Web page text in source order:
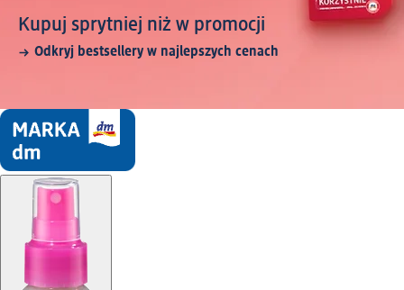
Kupuj sprytniej niż w promocji
Odkryj bestsellery w najlepszych cenach